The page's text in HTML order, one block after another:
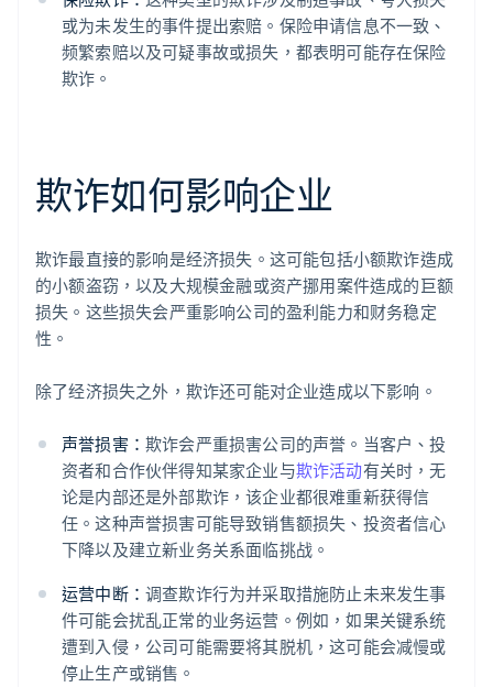
或为未发生的事件提出索赔。保险申请信息不一致、
频繁索赔以及可疑事故或损失，都表明可能存在保险
欺诈。
欺诈如何影响企业
欺诈最直接的影响是经济损失。这可能包括小额欺诈造成
的小额盗窃，以及大规模金融或资产挪用案件造成的巨额
损失。这些损失会严重影响公司的盈利能力和财务稳定
性。
除了经济损失之外，欺诈还可能对企业造成以下影响。
声誉损害： 欺诈会严重损害公司的声誉。当客户、投
资者和合作伙伴得知某家企业与欺诈活动有关时，无
论是内部还是外部欺诈，该企业都很难重新获得信
任。这种声誉损害可能导致销售额损失、投资者信心
下降以及建立新业务关系面临挑战。
运营中断： 调查欺诈行为并采取措施防止未来发生事
件可能会扰乱正常的业务运营。例如，如果关键系统
遭到入侵，公司可能需要将其脱机，这可能会减慢或
停止生产或销售。